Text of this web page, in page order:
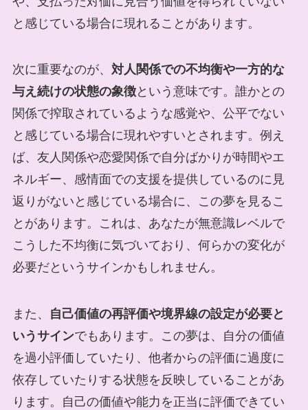
と感じている場合に現れることがあります。
次に重要なのが、 対人関係での不均衡や一方的な
与え続けの状態の象徴という意味です。誰かとの
関係で搾取されているような感覚や、公平でない
と感じている場合に現れやすいとされます。例え
ば、友人関係や恋愛関係で自分ばかりが時間やエ
ネルギー、感情面での支援を提供しているのに見
返りがないと感じている場合に、この夢を見るこ
とがあります。これは、あなたが無意識レベルで
こうした不均衡に気づいており、何らかの変化が
必要だというサインかもしれません。
また、
自己価値の再評価や境界線の設定が必要と
いうサインでもあります。この夢は、自分の価値
を過小評価していたり、他者からの評価に過度に
依存していたりする状態を反映していることがあ
ります。自己の価値や能力を正当に評価できてい